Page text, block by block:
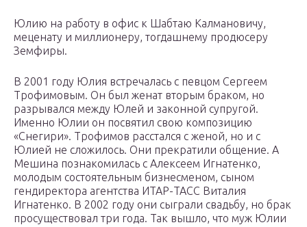
Юлию на работу в офис к Шабтаю Калмановичу,
меценату и миллионеру, тогдашнему продюсеру
Земфиры.
В 2001 году Юлия встречалась с певцом Сергеем
Трофимовым. Он был женат вторым браком, но
разрывался между Юлей и законной супругой.
Именно Юлии он посвятил свою композицию
«Снегири». Трофимов расстался с женой, но и с
Юлией не сложилось. Они прекратили общение. А
Мешина познакомилась с Алексеем Игнатенко,
молодым состоятельным бизнесменом, сыном
гендиректора агентства ИТАР-ТАСС Виталия
Игнатенко. В 2002 году они сыграли свадьбу, но брак
просуществовал три года. Так вышло, что муж Юлии